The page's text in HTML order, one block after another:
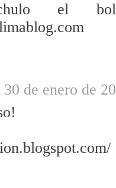
el
30 de enero de